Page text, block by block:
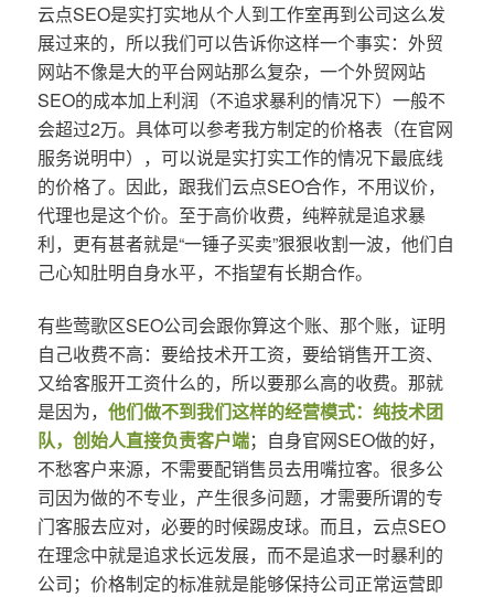
云点SEO是实打实地从个人到工作室再到公司这么发
展过来的，所以我们可以告诉你这样一个事实：外贸
网站不像是大的平台网站那么复杂，一个外贸网站
SEO的成本加上利润（不追求暴利的情况下）一般不
会超过2万。具体可以参考我方制定的价格表（在官网
服务说明中），可以说是实打实工作的情况下最底线
的价格了。因此，跟我们云点SEO合作，不用议价，
代理也是这个价。至于高价收费，纯粹就是追求暴
利，更有甚者就是“一锤子买卖”狠狠收割一波，他们自
己心知肚明自身水平，不指望有长期合作。
有些莺歌区SEO公司会跟你算这个账、那个账，证明
自己收费不高：要给技术开工资，要给销售开工资、
又给客服开工资什么的，所以要那么高的收费。那就
是因为， 他们做不到我们这样的经营模式：纯技术团
队，创始人直接负责客户端；自身官网SEO做的好，
不愁客户来源，不需要配销售员去用嘴拉客。很多公
司因为做的不专业，产生很多问题，才需要所谓的专
门客服去应对，必要的时候踢皮球。而且，云点SEO
在理念中就是追求长远发展，而不是追求一时暴利的
公司；价格制定的标准就是能够保持公司正常运营即